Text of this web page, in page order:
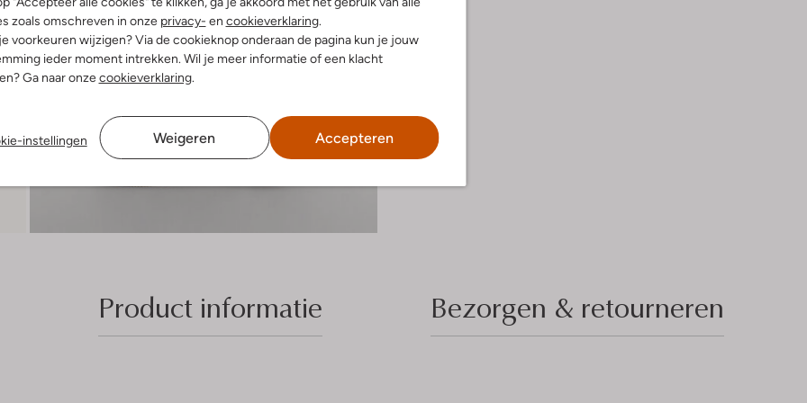
zoals omschreven in onze privacy- en cookieverklaring.
voorkeuren wijzigen? Via de cookieknop onderaan de pagina kun je jouw
ieder moment intrekken. Wil je meer informatie of een klacht
Ga naar onzecookieverklaring.
instellingen Weigeren Accepteren
Product informatie Bezorgen & retourneren